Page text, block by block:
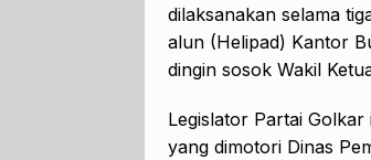
dilaksanakan selama
alun (Helipad) Kantor
dingin sosok Wakil
Legislator Partai
yang dimotori Dinas